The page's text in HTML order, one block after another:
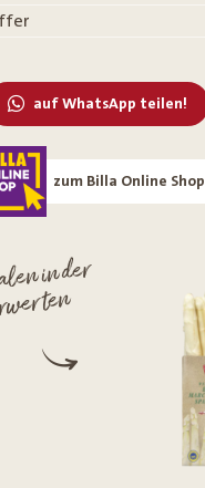
auf WhatsApp teilen!
zum Billa Online Shop
in der